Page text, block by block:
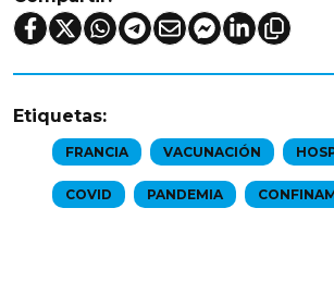
Etiquetas:
FRANCIA VACUNACIÓN
COVID PANDEMIA